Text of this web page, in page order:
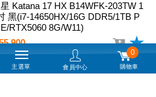
Katana 17 HX B14WFK-203TW 1
黑(i7-14650HX/16G DDR5/1TB P
RTX5060 8G/W11)
主選單 會員中心
0
購物車